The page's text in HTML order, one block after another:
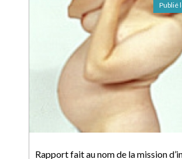
Rapport fait au nom de la mission
Publié